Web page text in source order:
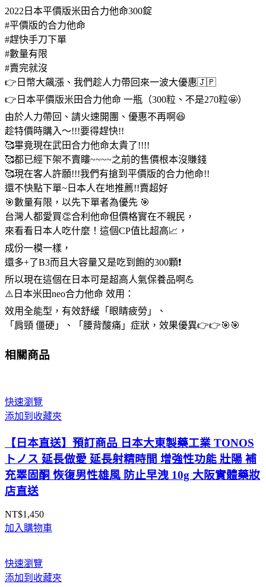
版
米
田
合
力
他
命
數
量
2022日本平價版米田合力他命300錠
#平價版的合力他命
#趕快手刀下單
#數量有限
#賣完就沒
👉日幣大飆漲、我們趁人力帶回來一波大優惠🇯🇵
👉日本平價版米田合力他命 一瓶（300粒、不是270粒🤩）
由於人力帶回、請火速開團、優惠不再啊😆
趁特價時購入～!!!要得趕快!!
🥰畢竟現在武田合力他命太貴了!!!!
🥰都已經下架不賣瞜~~~~之前的售價根本沒賺錢
🥰現在客人許願!!!我們有搶到平價版的合力他命!!
還不快點下單~日本人在地推薦!!賣超好
🎯數量有限，以先下單者為優先 🎯
台灣人都愛買👏合利他命但價格實在不親民，
來看看日本人吃什麼！這個CP值比超高📈，
成份一模一樣，
還多+了B3而且大容量又是吃到飽的300顆❗️
所以現在這個在日本可是超高人氣保養品啊💪
⚠️日本米田neo合力他命 效用：
效用全能型，有效舒緩「眼睛疲勞」、
「肩頸 僵硬」、「腰背酸痛」症狀，效果優異👉👉🎯🎯
相關商品
快速瀏覽
添加到收藏夾
【日本直送】預訂商品 日本大東製藥工業 TONOS
トノス 延長做愛 延長射精時間 增強性功能 壯陽 補
充睪固酮 恢復男性雄風 防止早洩 10g 大阪實體藥妝
店直送
NT$1,450
加入購物車
快速瀏覽
添加到收藏夾